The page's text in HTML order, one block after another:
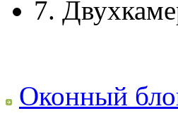
7.
Оконный